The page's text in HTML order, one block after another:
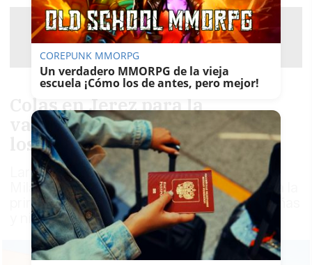
Colas en Jerez para la
vacunación contra el covid de
los menores de 11 años
Larga espera en el centro de salud de La
Milagrosa en el primer día de campaña para la
primera dosis contra el coronavirus para niñas
y niños
COREPUNK MMORPG
Un verdadero MMORPG de la vieja
escuela ¡Cómo los de antes, pero mejor!